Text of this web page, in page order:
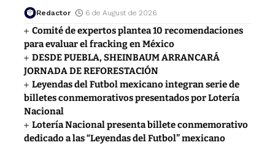
Redactor 6 de August de 2026
Comité de expertos plantea 10 recomendaciones
para evaluar el fracking en México
DESDE PUEBLA, SHEINBAUM ARRANCARÁ
JORNADA DE REFORESTACIÓN
Leyendas del Futbol mexicano integran serie de
billetes conmemorativos presentados por Lotería
Nacional
Lotería Nacional presenta billete conmemorativo
dedicado a las “Leyendas del Futbol” mexicano